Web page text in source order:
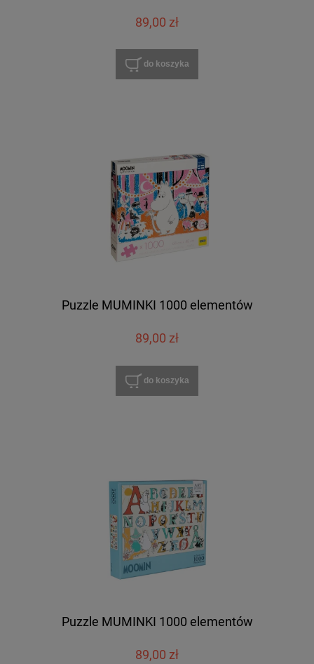
89,00 zł
do koszyka
Puzzle MUMINKI 1000 elementów
89,00 zł
do koszyka
Puzzle MUMINKI 1000 elementów
89,00 zł